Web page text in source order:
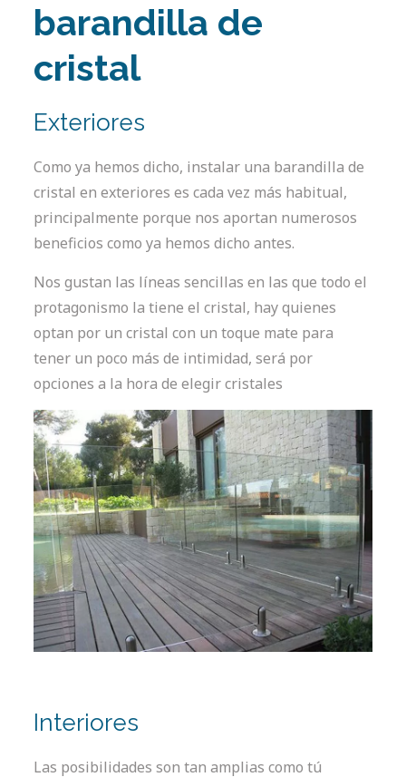
barandilla de
cristal
Exteriores
Como ya hemos dicho, instalar una barandilla de
cristal en exteriores es cada vez más habitual,
principalmente porque nos aportan numerosos
beneficios como ya hemos dicho antes.
Nos gustan las líneas sencillas en las que todo el
protagonismo la tiene el cristal, hay quienes
optan por un cristal con un toque mate para
tener un poco más de intimidad, será por
opciones a la hora de elegir cristales
Interiores
Las posibilidades son tan amplias como tú